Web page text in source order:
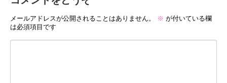
メールアドレスが公開されることはありません。 ※ が付いている欄
は必須項目です